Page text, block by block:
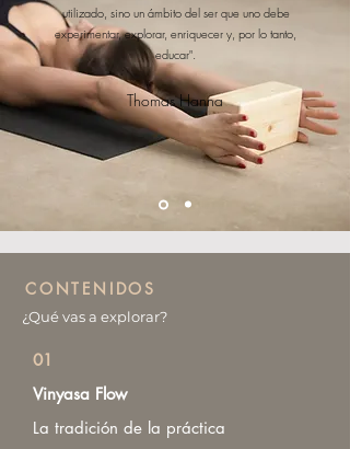
utilizado, sino un ámbito del ser que uno debe
experimentar, explorar, enriquecer y, por lo tanto,
educar".
Thomas Hanna
CONTENIDOS
¿Qué vas a explorar?
01
Vinyasa Flow
La tradición de la práctica